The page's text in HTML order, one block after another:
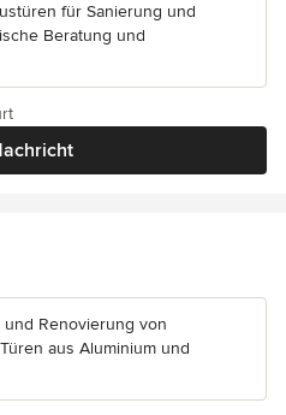
für Sanierung und
Beratung und
Renovierung von
aus Aluminium und